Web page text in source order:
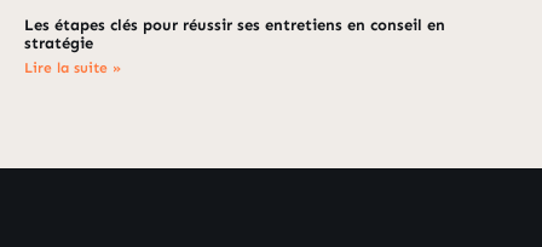
Les étapes clés pour réussir ses entretiens en conseil en
stratégie
Lire la suite »